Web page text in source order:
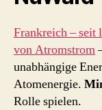
Frankreich – seit
von Atromstrom
unabhängige
Atomenergie.
Rolle spielen.